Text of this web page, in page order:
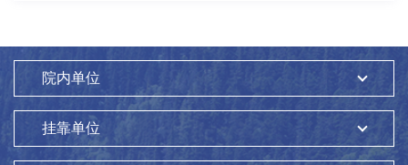
院内单位
挂靠单位